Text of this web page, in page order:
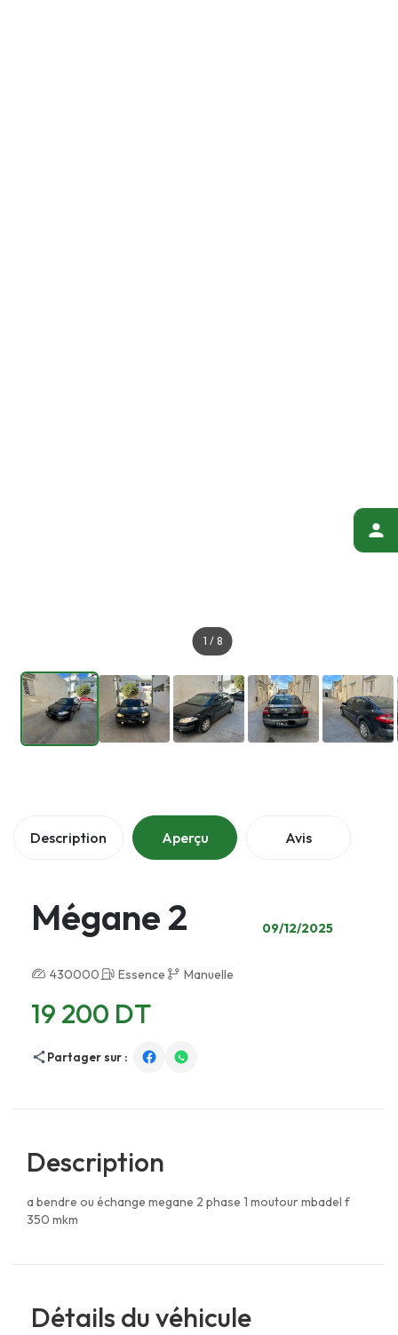
1 / 8
Description Aperçu Avis
Mégane 2 09/12/2025
430000 Essence Manuelle
19 200 DT
Partager sur :
Description
a bendre ou échange megane 2 phase 1 moutour mbadel f
350 mkm
Détails du véhicule